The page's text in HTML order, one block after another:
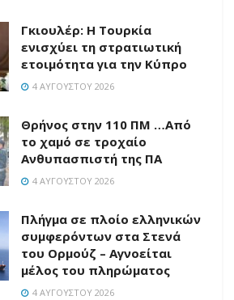
Γκιουλέρ: Η Τουρκία
ενισχύει τη στρατιωτική
ετοιμότητα για την Κύπρο
4 ΑΥΓΟΎΣΤΟΥ 2026
Θρήνος στην 110 ΠΜ …Από
το χαμό σε τροχαίο
Ανθυπασπιστή της ΠΑ
4 ΑΥΓΟΎΣΤΟΥ 2026
Πλήγμα σε πλοίο ελληνικών
συμφερόντων στα Στενά
του Ορμούζ – Αγνοείται
μέλος του πληρώματος
4 ΑΥΓΟΎΣΤΟΥ 2026